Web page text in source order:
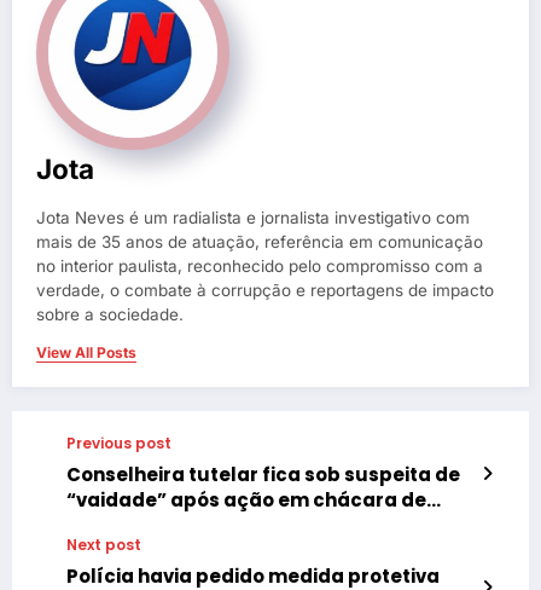
Jota
Jota Neves é um radialista e jornalista investigativo com
mais de 35 anos de atuação, referência em comunicação
no interior paulista, reconhecido pelo compromisso com a
verdade, o combate à corrupção e reportagens de impacto
sobre a sociedade.
View All Posts
Previous post
Conselheira tutelar fica sob suspeita de
“vaidade” após ação em chácara de
Next post
Polícia havia pedido medida protetiva